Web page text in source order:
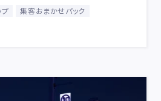
集客おまかせパック